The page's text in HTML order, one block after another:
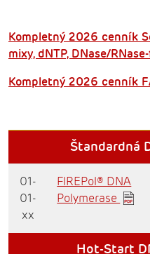
Kompletný 2026 cenník
mixy, dNTP, DNase/
Kompletný 2026 cenník
Štandardná
01-
01-
xx
FIREPol® DNA
Polymerase
Hot-Start